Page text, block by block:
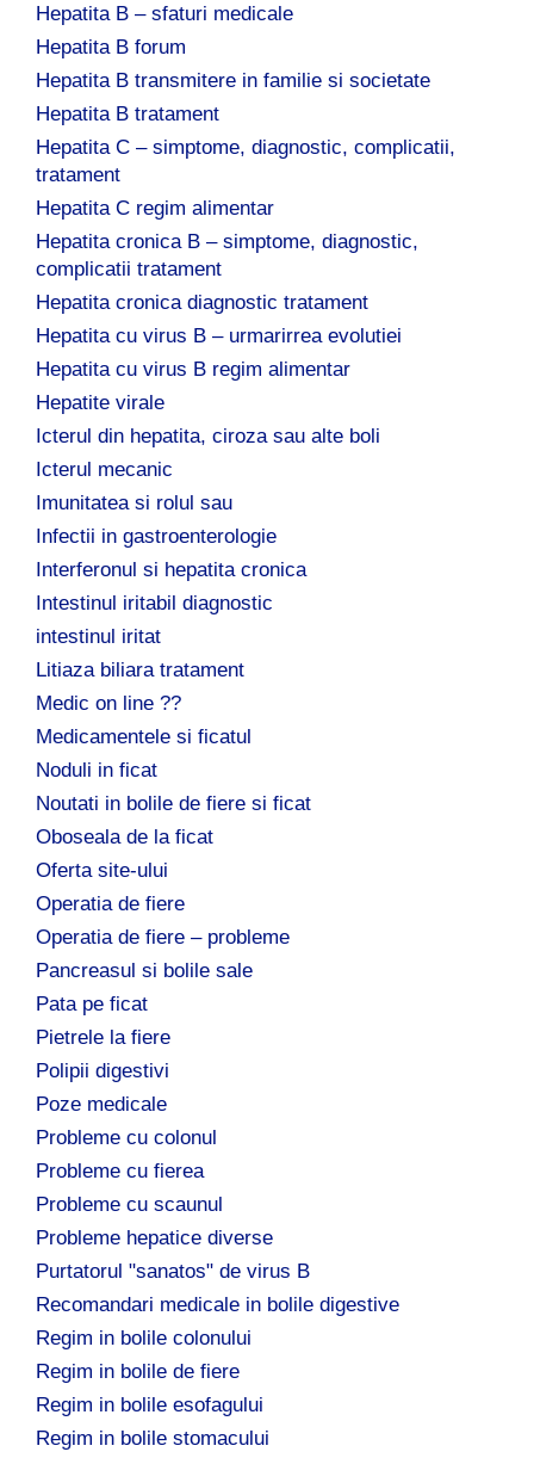
Hepatita B – sfaturi medicale
Hepatita B forum
Hepatita B transmitere in familie si societate
Hepatita B tratament
Hepatita C – simptome, diagnostic, complicatii,
tratament
Hepatita C regim alimentar
Hepatita cronica B – simptome, diagnostic,
complicatii tratament
Hepatita cronica diagnostic tratament
Hepatita cu virus B – urmarirrea evolutiei
Hepatita cu virus B regim alimentar
Hepatite virale
Icterul din hepatita, ciroza sau alte boli
Icterul mecanic
Imunitatea si rolul sau
Infectii in gastroenterologie
Interferonul si hepatita cronica
Intestinul iritabil diagnostic
intestinul iritat
Litiaza biliara tratament
Medic on line ??
Medicamentele si ficatul
Noduli in ficat
Noutati in bolile de fiere si ficat
Oboseala de la ficat
Oferta site-ului
Operatia de fiere
Operatia de fiere – probleme
Pancreasul si bolile sale
Pata pe ficat
Pietrele la fiere
Polipii digestivi
Poze medicale
Probleme cu colonul
Probleme cu fierea
Probleme cu scaunul
Probleme hepatice diverse
Purtatorul "sanatos" de virus B
Recomandari medicale in bolile digestive
Regim in bolile colonului
Regim in bolile de fiere
Regim in bolile esofagului
Regim in bolile stomacului